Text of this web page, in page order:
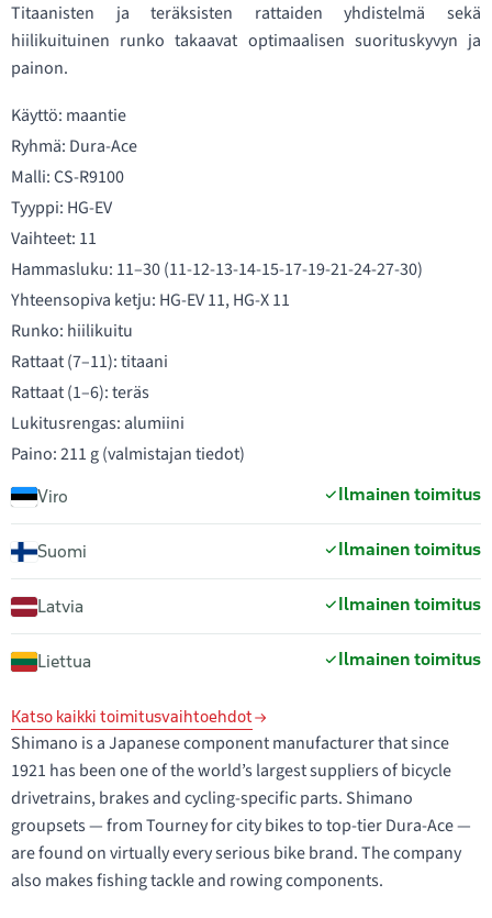
Titaanisten ja teräksisten rattaiden yhdistelmä sekä
hiilikuituinen runko takaavat optimaalisen suorituskyvyn ja
painon.
Käyttö: maantie
Ryhmä: Dura-Ace
Malli: CS-R9100
Tyyppi: HG-EV
Vaihteet: 11
Hammasluku: 11–30 (11-12-13-14-15-17-19-21-24-27-30)
Yhteensopiva ketju: HG-EV 11, HG-X 11
Runko: hiilikuitu
Rattaat (7–11): titaani
Rattaat (1–6): teräs
Lukitusrengas: alumiini
Paino: 211 g (valmistajan tiedot)
Viro Ilmainen toimitus
Suomi Ilmainen toimitus
Latvia Ilmainen toimitus
Liettua Ilmainen toimitus
Katso kaikki toimitusvaihtoehdot
Shimano is a Japanese component manufacturer that since
1921 has been one of the world’s largest suppliers of bicycle
drivetrains, brakes and cycling-specific parts. Shimano
groupsets — from Tourney for city bikes to top-tier Dura-Ace —
are found on virtually every serious bike brand. The company
also makes fishing tackle and rowing components.